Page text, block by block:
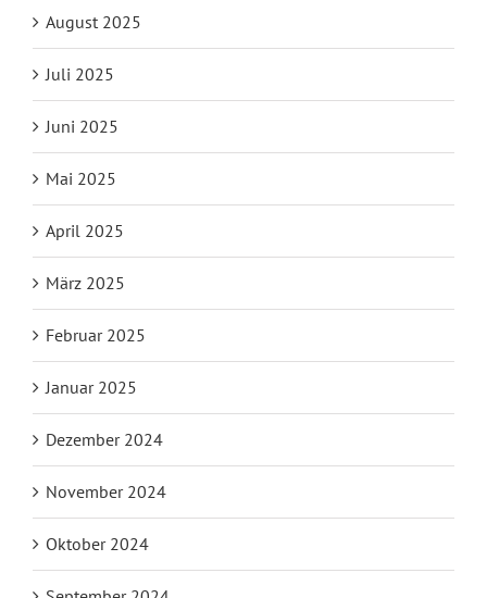
August 2025
Juli 2025
Juni 2025
Mai 2025
April 2025
März 2025
Februar 2025
Januar 2025
Dezember 2024
November 2024
Oktober 2024